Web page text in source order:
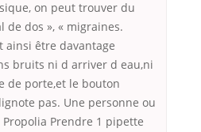
on peut trouver du
de dos », « migraines.
ainsi être davantage
bruits ni d arriver d eau,ni
de porte,et le bouton
pas. Une personne ou
Prendre 1 pipette